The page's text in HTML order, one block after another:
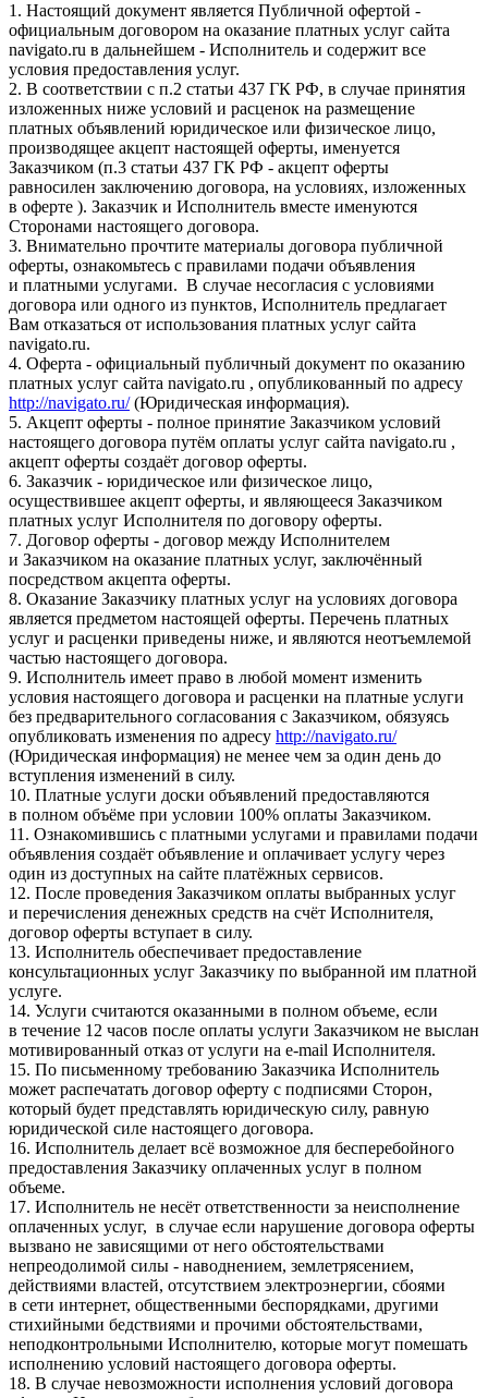
1. Настоящий документ является Публичной офертой -
официальным договором на оказание платных услуг сайта
navigato.ru в дальнейшем - Исполнитель и содержит все
условия предоставления услуг.
2. В соответствии с п.2 статьи 437 ГК РФ, в случае принятия
изложенных ниже условий и расценок на размещение
платных объявлений юридическое или физическое лицо,
производящее акцепт настоящей оферты, именуется
Заказчиком (п.3 статьи 437 ГК РФ - акцепт оферты
равносилен заключению договора, на условиях, изложенных
в оферте ). Заказчик и Исполнитель вместе именуются
Сторонами настоящего договора.
3. Внимательно прочтите материалы договора публичной
оферты, ознакомьтесь с правилами подачи объявления
и платными услугами. В случае несогласия с условиями
договора или одного из пунктов, Исполнитель предлагает
Вам отказаться от использования платных услуг сайта
navigato.ru.
4. Оферта - официальный публичный документ по оказанию
платных услуг сайта navigato.ru , опубликованный по адресу
http://navigato.ru/(Юридическая информация).
5. Акцепт оферты - полное принятие Заказчиком условий
настоящего договора путём оплаты услуг сайта navigato.ru ,
акцепт оферты создаёт договор оферты.
6. Заказчик - юридическое или физическое лицо,
осуществившее акцепт оферты, и являющееся Заказчиком
платных услуг Исполнителя по договору оферты.
7. Договор оферты - договор между Исполнителем
и Заказчиком на оказание платных услуг, заключённый
посредством акцепта оферты.
8. Оказание Заказчику платных услуг на условиях договора
является предметом настоящей оферты. Перечень платных
услуг и расценки приведены ниже, и являются неотъемлемой
частью настоящего договора.
9. Исполнитель имеет право в любой момент изменить
условия настоящего договора и расценки на платные услуги
без предварительного согласования с Заказчиком, обязуясь
опубликовать изменения по адресу http://navigato.ru/
(Юридическая информация) не менее чем за один день до
вступления изменений в силу.
10. Платные услуги доски объявлений предоставляются
в полном объёме при условии 100% оплаты Заказчиком.
11. Ознакомившись с платными услугами и правилами подачи
объявления создаёт объявление и оплачивает услугу через
один из доступных на сайте платёжных сервисов.
12. После проведения Заказчиком оплаты выбранных услуг
и перечисления денежных средств на счёт Исполнителя,
договор оферты вступает в силу.
13. Исполнитель обеспечивает предоставление
консультационных услуг Заказчику по выбранной им платной
услуге.
14. Услуги считаются оказанными в полном объеме, если
в течение 12 часов после оплаты услуги Заказчиком не выслан
мотивированный отказ от услуги на e-mail Исполнителя.
15. По письменному требованию Заказчика Исполнитель
может распечатать договор оферту с подписями Сторон,
который будет представлять юридическую силу, равную
юридической силе настоящего договора.
16. Исполнитель делает всё возможное для бесперебойного
предоставления Заказчику оплаченных услуг в полном
объеме.
17. Исполнитель не несёт ответственности за неисполнение
оплаченных услуг, в случае если нарушение договора оферты
вызвано не зависящими от него обстоятельствами
непреодолимой силы - наводнением, землетрясением,
действиями властей, отсутствием электроэнергии, сбоями
в сети интернет, общественными беспорядками, другими
стихийными бедствиями и прочими обстоятельствами,
неподконтрольными Исполнителю, которые могут помешать
исполнению условий настоящего договора оферты.
18. В случае невозможности исполнения условий договора